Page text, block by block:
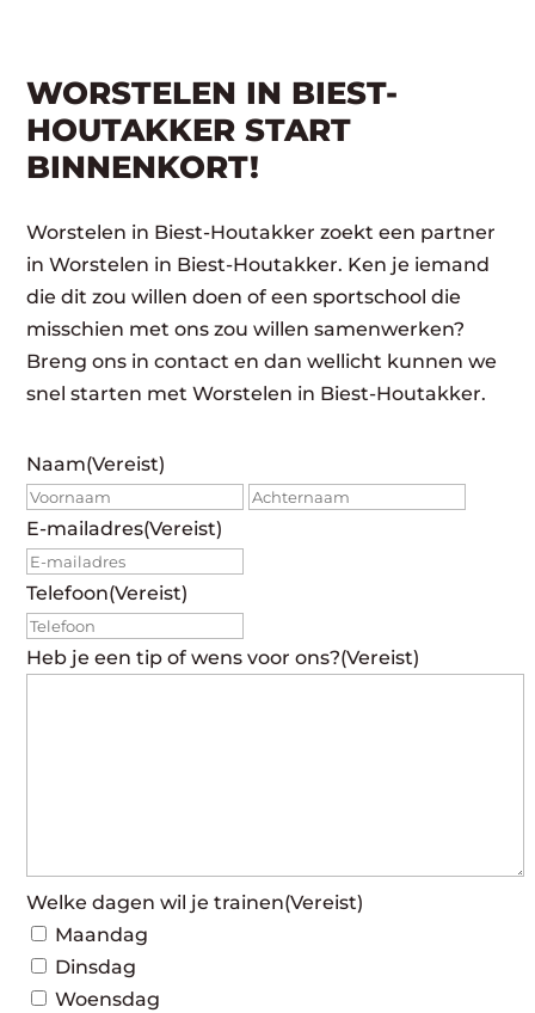
WORSTELEN IN BIEST-
HOUTAKKER START
BINNENKORT!
Worstelen in Biest-Houtakker zoekt een partner
in Worstelen in Biest-Houtakker. Ken je iemand
die dit zou willen doen of een sportschool die
misschien met ons zou willen samenwerken?
Breng ons in contact en dan wellicht kunnen we
snel starten met Worstelen in Biest-Houtakker.
Naam(Vereist)
Voornaam
E-mailadres(Vereist)
Telefoon(Vereist)
Heb je een tip of wens voor ons?(Vereist)
Welke dagen wil je trainen(Vereist)
Maandag
Dinsdag
Woensdag